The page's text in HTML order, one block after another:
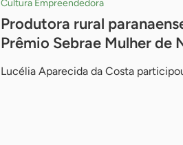
Cultura Empreendedora
Produtora rural
Prêmio Sebrae Mulher de
Lucélia Aparecida da Costa